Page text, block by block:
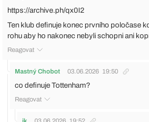
https://archive.ph/qx0I2
Ten klub definuje konec prvního poločase
rohu aby ho nakonec nebyli schopni ani
Reagovat
Mastný Chobot 03.06.2026 19:50
co definuje Tottenham?
Reagovat